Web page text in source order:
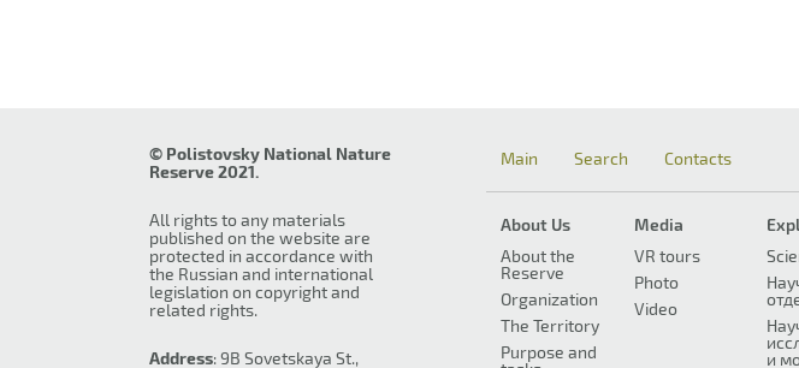
© Polistovsky National Nature
Reserve 2021.
All rights to any materials
published on the website are
protected in accordance with
the Russian and international
legislation on copyright and
related rights.
Address: 9B Sovetskaya St.,
Main Search Contacts
About Us
About the
Reserve
Organization
The Territory
Purpose and
Media
VR tours
Photo
Video
и